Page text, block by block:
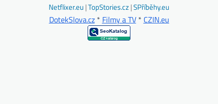
Netflixer.eu |TopStories.cz|SPříběhy.eu
DotekSlova.cz* Filmy a TV* CZIN.eu